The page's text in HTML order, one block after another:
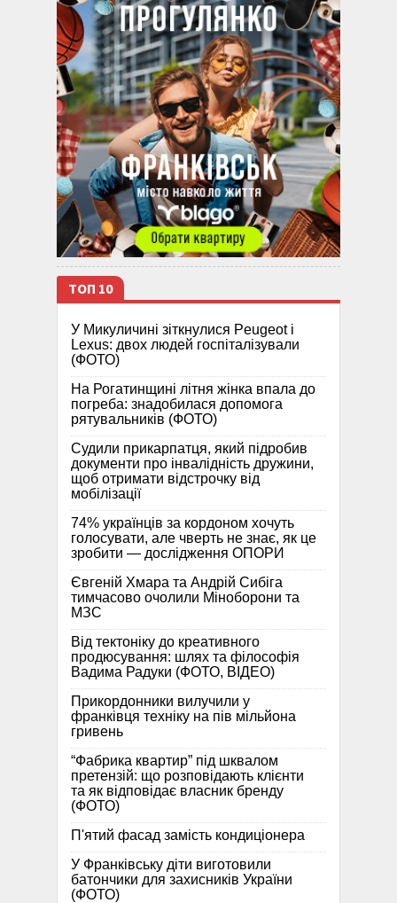
ТОП 10
У Микуличині зіткнулися Peugeot і
Lexus: двох людей госпіталізували
(ФОТО)
На Рогатинщині літня жінка впала до
погреба: знадобилася допомога
рятувальників (ФОТО)
Судили прикарпатця, який підробив
документи про інвалідність дружини,
щоб отримати відстрочку від
мобілізації
74% українців за кордоном хочуть
голосувати, але чверть не знає, як це
зробити — дослідження ОПОРИ
Євгеній Хмара та Андрій Сибіга
тимчасово очолили Міноборони та
МЗС
Від тектоніку до креативного
продюсування: шлях та філософія
Вадима Радуки (ФОТО, ВІДЕО)
Прикордонники вилучили у
франківця техніку на пів мільйона
гривень
“Фабрика квартир” під шквалом
претензій: що розповідають клієнти
та як відповідає власник бренду
(ФОТО)
П'ятий фасад замість кондиціонера
У Франківську діти виготовили
батончики для захисників України
(ФОТО)